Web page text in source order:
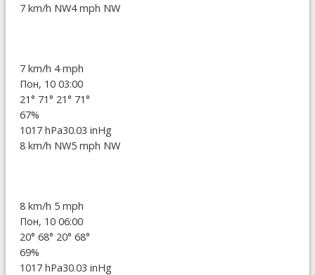
7 km/h NW4 mph NW
7 km/h 4 mph
Пон, 10 03:00
21° 71° 21° 71°
67%
1017 hPa30.03 inHg
8 km/h NW5 mph NW
8 km/h 5 mph
Пон, 10 06:00
20° 68° 20° 68°
69%
1017 hPa30.03 inHg